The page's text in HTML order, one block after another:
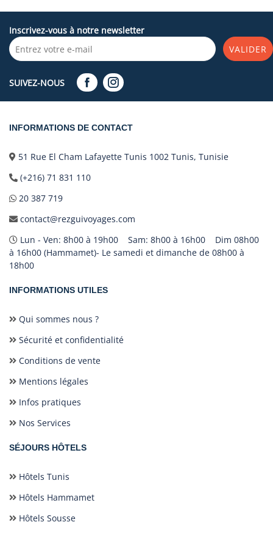
Inscrivez-vous à notre newsletter
VALIDER
SUIVEZ-NOUS
INFORMATIONS DE CONTACT
51 Rue El Cham Lafayette Tunis 1002 Tunis, Tunisie
(+216) 71 831 110
20 387 719
contact@rezguivoyages.com
Lun - Ven: 8h00 à 19h00 Sam: 8h00 à 16h00 Dim 08h00
à 16h00 (Hammamet)- Le samedi et dimanche de 08h00 à
18h00
INFORMATIONS UTILES
Qui sommes nous ?
Sécurité et confidentialité
Conditions de vente
Mentions légales
Infos pratiques
Nos Services
SÉJOURS HÔTELS
Hôtels Tunis
Hôtels Hammamet
Hôtels Sousse